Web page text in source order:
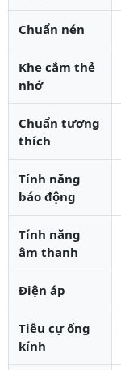
Chuẩn nén
Khe cắm thẻ
nhớ
Chuẩn tương
thích
Tính năng
báo động
Tính năng
âm thanh
Điện áp
Tiêu cự ống
kính